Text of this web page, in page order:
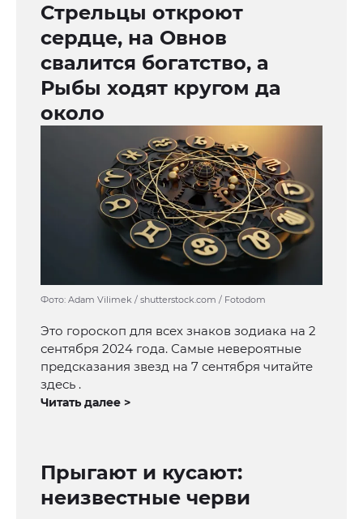
Стрельцы откроют
сердце, на Овнов
свалится богатство, а
Рыбы ходят кругом да
около
Фото: Adam Vilimek / shutterstock.com / Fotodom
Это гороскоп для всех знаков зодиака на 2
сентября 2024 года. Самые невероятные
предсказания звезд на 7 сентября читайте
здесь .
Читать далее >
Прыгают и кусают:
неизвестные черви